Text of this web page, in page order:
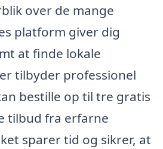
over de mange
platform giver dig
at finde lokale
tilbyder professionel
bestille op til tre gratis
tilbud fra erfarne
sparer tid og sikrer, at